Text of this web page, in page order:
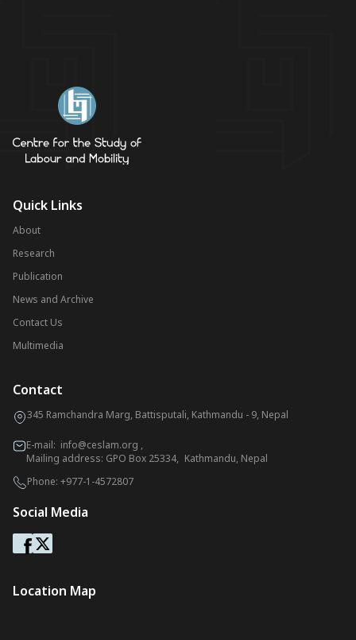
Quick Links
About
Research
Publication
News and Archive
Contact Us
Multimedia
Contact
345 Ramchandra Marg, Battisputali, Kathmandu - 9, Nepal
E-mail: info@ceslam.org ,
Mailing address: GPO Box 25334, Kathmandu, Nepal
Phone: +977-1-4572807
Social Media
Location Map